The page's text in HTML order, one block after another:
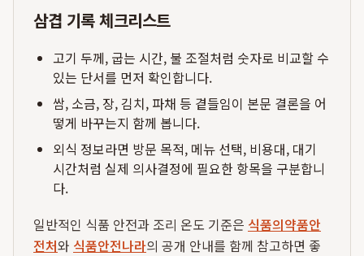
삼겹 기록 체크리스트
고기 두께, 굽는 시간, 불 조절처럼 숫자로 비교할 수
있는 단서를 먼저 확인합니다.
쌈, 소금, 장, 김치, 파채 등 곁들임이 본문 결론을 어
떻게 바꾸는지 함께 봅니다.
외식 정보라면 방문 목적, 메뉴 선택, 비용대, 대기
시간처럼 실제 의사결정에 필요한 항목을 구분합니
다.
일반적인 식품 안전과 조리 온도 기준은 식품의약품안
전처와 식품안전나라의 공개 안내를 함께 참고하면 좋